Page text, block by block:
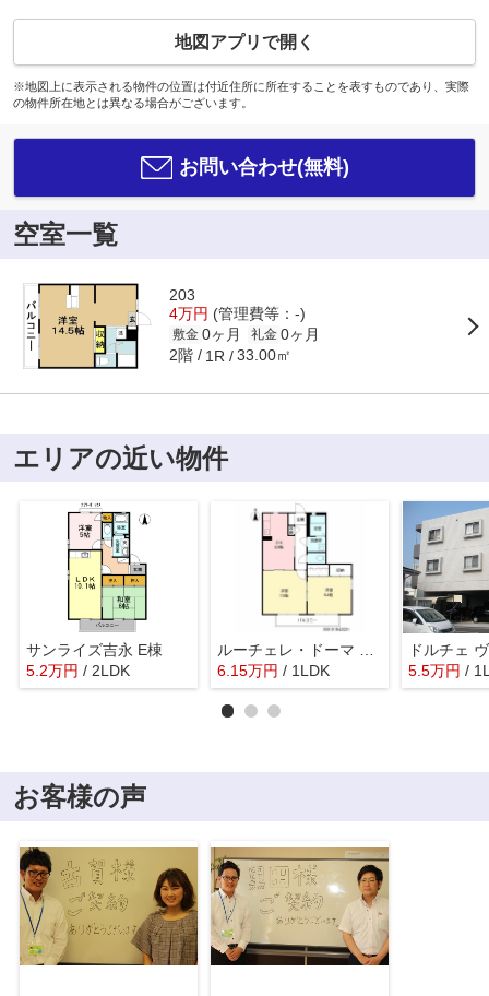
地図アプリで開く
※地図上に表示される物件の位置は付近住所に所在することを表すものであり、実際
の物件所在地とは異なる場合がございます。
お問い合わせ(無料)
空室一覧
203
4万円 (管理費等：-)
敷金 0ヶ月 礼金 0ヶ月
2階 1R 33.00㎡
エリアの近い物件
サンライズ吉永 E棟
5.2万円 / 2LDK
6.15万円 / 1LDK
ドルチェ
5.5万円 /
お客様の声